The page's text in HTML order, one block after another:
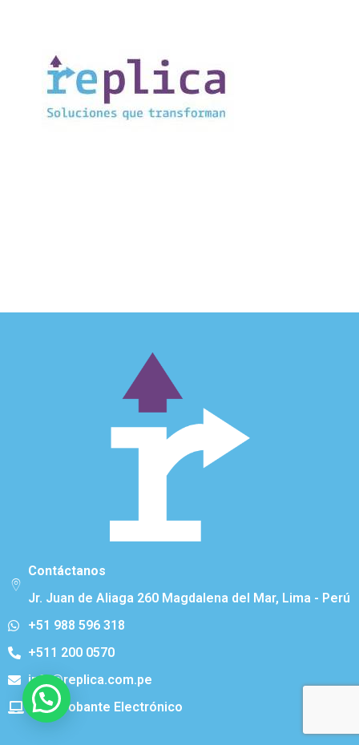
Contáctanos
Jr. Juan de Aliaga 260 Magdalena del Mar, Lima - Perú
+51 988 596 318
+511 200 0570
info@replica.com.pe
Comprobante Electrónico